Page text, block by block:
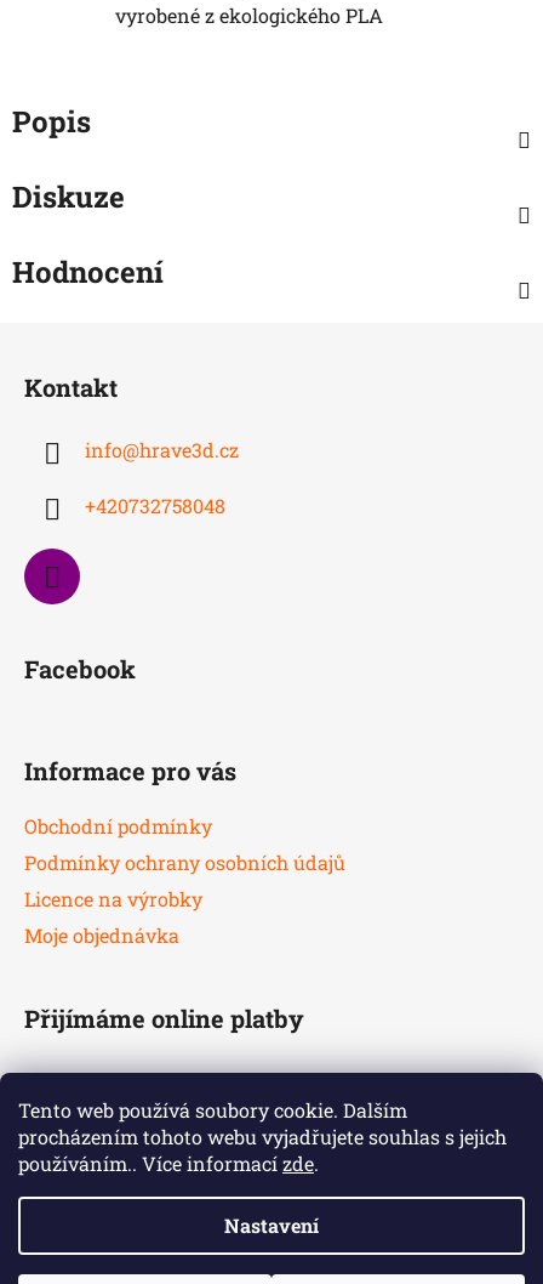
Tento web používá soubory cookie. Dalším
procházením tohoto webu vyjadřujete souhlas s jejich
používáním.. Více informacízde.
Nastavení
vyrobené z ekologického PLA
Popis
Diskuze
Hodnocení
Kontakt
info@hrave3d.cz
+420732758048
Facebook
Informace pro vás
Obchodní podmínky
Podmínky ochrany osobních údajů
Licence na výrobky
Moje objednávka
Přijímáme online platby